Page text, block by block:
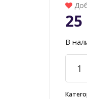
25
В